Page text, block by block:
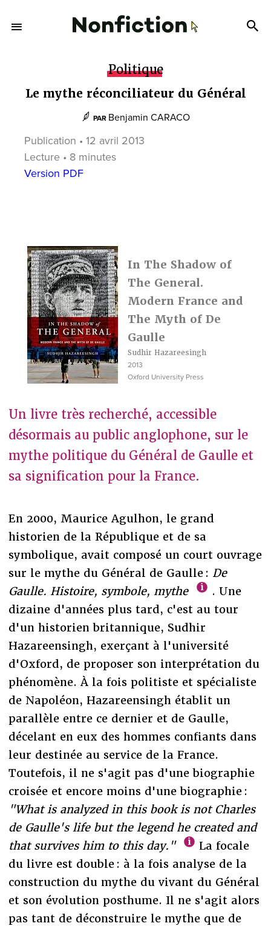
Politique
Le mythe réconciliateur du Général
PAR Benjamin CARACO
Publication • 12 avril 2013
Lecture • 8 minutes
Version PDF
In The Shadow of
The General.
Modern France and
The Myth of De
Gaulle
Sudhir Hazareesingh
2013
Oxford University Press
Un livre très recherché, accessible
désormais au public anglophone, sur le
mythe politique du Général de Gaulle et
sa signification pour la France.
En 2000, Maurice Agulhon, le grand
historien de la République et de sa
symbolique, avait composé un court ouvrage
sur le mythe du Général de Gaulle : De
Gaulle. Histoire, symbole, mythe
. Une
dizaine d'années plus tard, c'est au tour
d'un historien britannique, Sudhir
Hazareensingh, exerçant à l'université
d'Oxford, de proposer son interprétation du
phénomène. À la fois politiste et spécialiste
de Napoléon, Hazareensingh établit un
parallèle entre ce dernier et de Gaulle,
décelant en eux des hommes confiants dans
leur destinée au service de la France.
Toutefois, il ne s'agit pas d'une biographie
croisée et encore moins d'une biographie :
"What is analyzed in this book is not Charles
de Gaulle's life but the legend he created and
that survives him to this day."
La focale
du livre est double : à la fois analyse de la
construction du mythe du vivant du Général
et son évolution posthume. Il ne s'agit alors
pas tant de déconstruire le mythe que de